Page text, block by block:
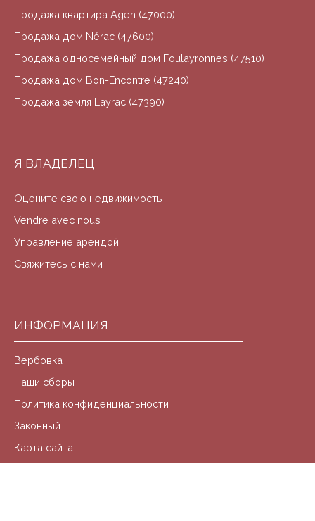
Продажа квартира Agen (47000)
Продажа дом Nérac (47600)
Продажа односемейный дом Foulayronnes (47510)
Продажа дом Bon-Encontre (47240)
Продажа земля Layrac (47390)
Я ВЛАДЕЛЕЦ
Оцените свою недвижимость
Vendre avec nous
Управление арендой
Свяжитесь с нами
ИНФОРМАЦИЯ
Вербовка
Наши сборы
Политика конфиденциальности
Законный
Карта сайта